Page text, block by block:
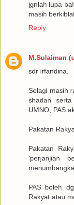
jgnlah lupa
masih
Reply
M.Sulaiman
sdr irfandina,
Selagi masih
shadan
UMNO, PAS
Pakatan
Pakatan
'perjanjian
PAS boleh
Rakyat atau